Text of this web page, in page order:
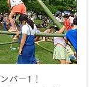
バー1！